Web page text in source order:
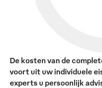
De kosten van de
voort uit uw individuele
experts u persoonlijk